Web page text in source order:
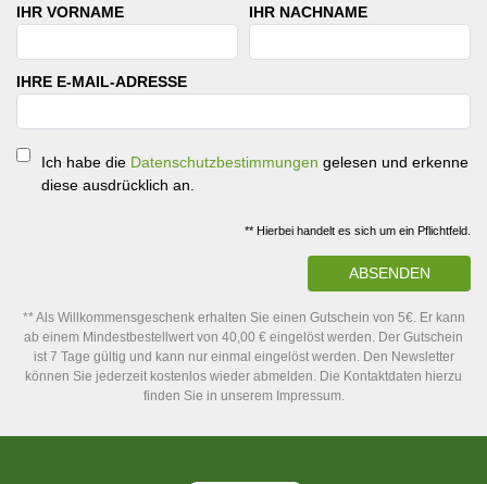
IHR VORNAME IHR NACHNAME
IHRE E-MAIL-ADRESSE
Ich habe die Datenschutzbestimmungen gelesen und erkenne
diese ausdrücklich an.
** Hierbei handelt es sich um ein Pflichtfeld.
ABSENDEN
** Als Willkommensgeschenk erhalten Sie einen Gutschein von 5€. Er kann
ab einem Mindestbestellwert von 40,00 € eingelöst werden. Der Gutschein
ist 7 Tage gültig und kann nur einmal eingelöst werden. Den Newsletter
können Sie jederzeit kostenlos wieder abmelden. Die Kontaktdaten hierzu
finden Sie in unserem Impressum.